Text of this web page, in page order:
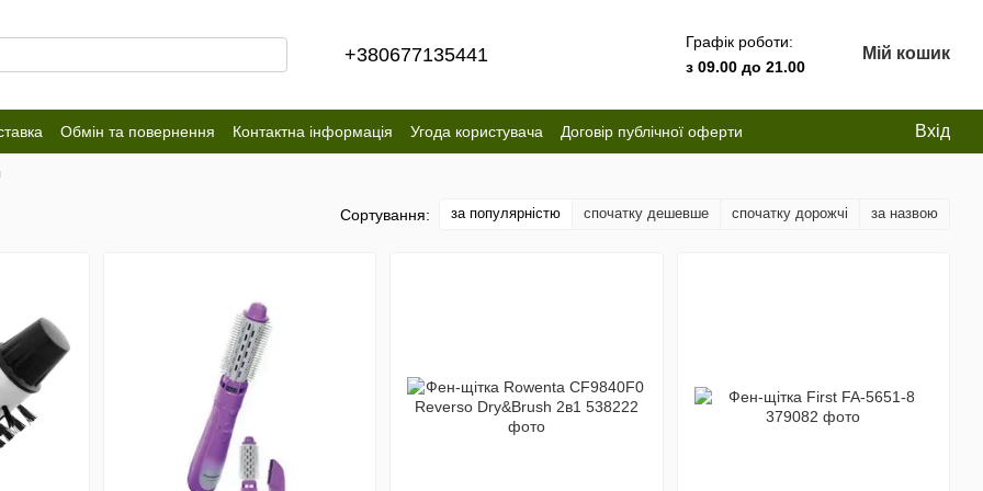
+380677135441
Графік роботи:
з 09.00 до 21.00
Мій кошик
Обмін та повернення Контактна інформація Угода користувача
Договір публічної оферти
Вхід
Сортування: за популярністю спочатку дешевше спочатку дорожчі за назвою